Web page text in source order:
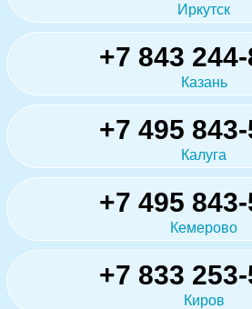
Иркутск
+7 843
Казань
+7 495
Калуга
+7 495
Кемерово
+7 833
Киров